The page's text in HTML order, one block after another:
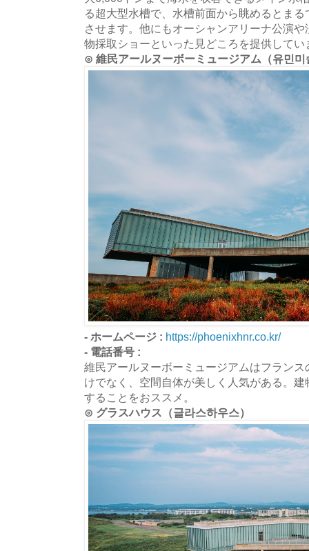
る超大型水槽で、水槽前面から眺めるとま
させます。他にもオーシャンアリーナ公演
物採取ショーといった見どころを提供してい
⊙ 維民アールヌーボーミュージアム（유민미
- ホームページ : https://phoenixhnr.co.kr/
- 電話番号 :
維民アールヌーボーミュージアムはフラン
けでなく、空間自体が美しく人気がある。
することをおススメ。
⊙ グラスハウス（글라스하우스）